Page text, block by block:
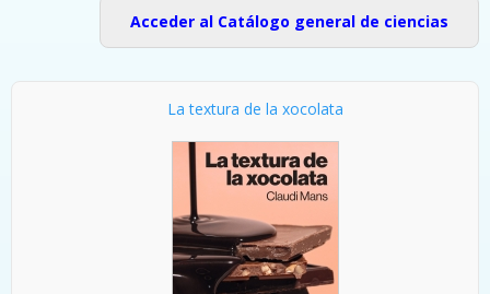
Acceder al Catálogo general de ciencias
La textura de la xocolata